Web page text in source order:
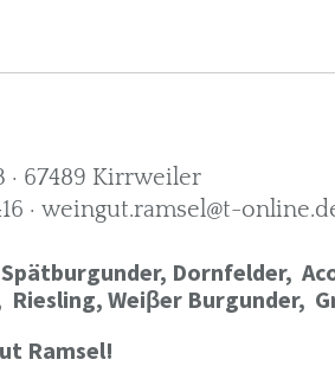
· 67489 Kirrweiler
· weingut.ramsel@t-
Spätburgunder, Dornfelder,
Riesling, Weiβer Burgunder,
Ramsel!